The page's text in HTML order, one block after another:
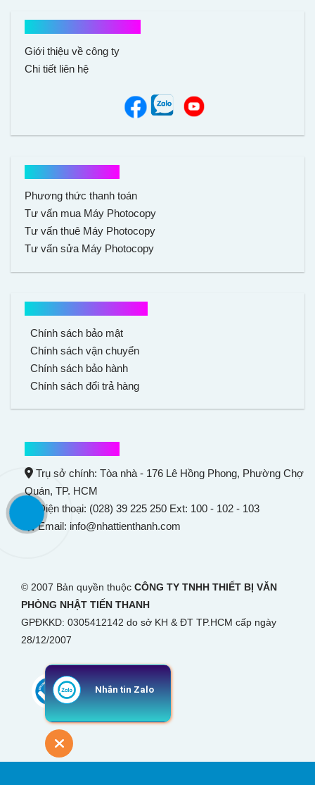
Giới thiệu về công ty
Chi tiết liên hệ
Phương thức thanh toán
Tư vấn mua Máy Photocopy
Tư vấn thuê Máy Photocopy
Tư vấn sửa Máy Photocopy
Chính sách bảo mật
Chính sách vận chuyển
Chính sách bảo hành
Chính sách đổi trả hàng
Trụ sở chính: Tòa nhà - 176 Lê Hồng Phong, Phường Chợ
Quán, TP. HCM
Điện thoại: (028) 39 225 250 Ext: 100 - 102 - 103
Email: info@nhattienthanh.com
© 2007 Bản quyền thuộc CÔNG TY TNHH THIẾT BỊ VĂN
PHÒNG NHẬT TIẾN THANH
GPĐKKD: 0305412142 do sở KH & ĐT TP.HCM cấp ngày
28/12/2007
Nhắn tin Zalo